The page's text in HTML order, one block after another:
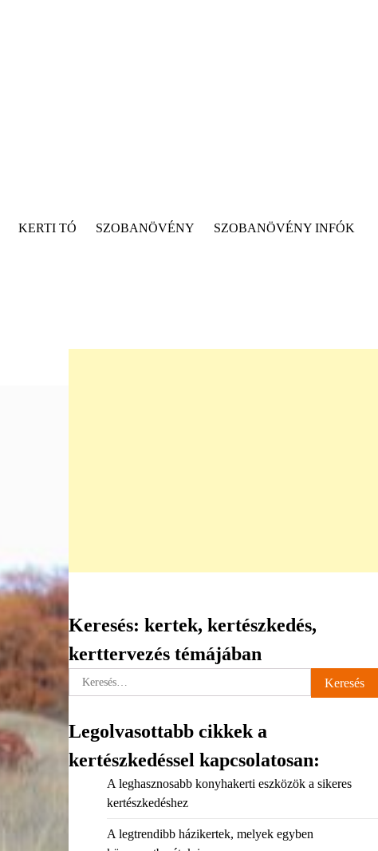
KERTI TÓ SZOBANÖVÉNY SZOBANÖVÉNY INFÓK
Keresés: kertek, kertészkedés,
kerttervezés témájában
Keresés:
Legolvasottabb cikkek a
kertészkedéssel kapcsolatosan:
A leghasznosabb konyhakerti eszközök a sikeres
kertészkedéshez
A legtrendibb házikertek, melyek egyben